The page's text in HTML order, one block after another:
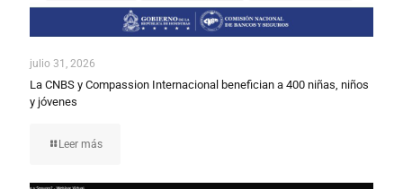
julio 31, 2026
La CNBS y Compassion Internacional benefician a 400 niñas, niños
y jóvenes
Leer más